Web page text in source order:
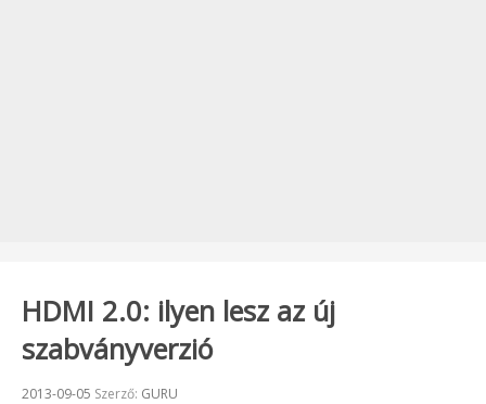
HDMI 2.0: ilyen lesz az új
szabványverzió
Beküldve:
2013-09-05 Szerző: GURU